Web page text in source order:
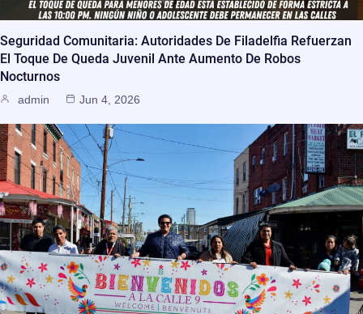
Seguridad Comunitaria: Autoridades De Filadelfia Refuerzan
El Toque De Queda Juvenil Ante Aumento De Robos
Nocturnos
admin Jun 4, 2026